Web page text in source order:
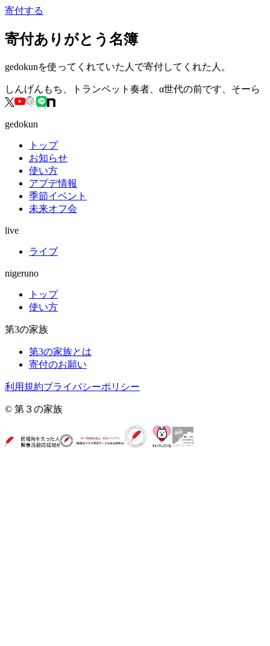
寄付する
寄付ありがとう名簿
gedokunを使ってくれていた人で寄付してくれた人。
しんげんもち、トランペット奏者、α世代の前です、そーら
gedokun
トップ
お知らせ
使い方
アプデ情報
季節イベント
未来オフ会
live
ライブ
nigeruno
トップ
使い方
第3の家族
第3の家族とは
寄付のお願い
利用規約プライバシーポリシー
© 第３の家族